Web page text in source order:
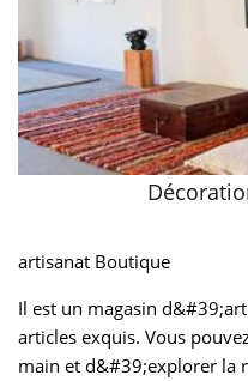
artisanat Boutique
Il est un magasin
articles exquis. Vous
main et d&#39;explorer la